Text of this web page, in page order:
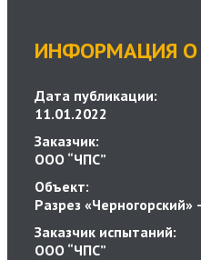
ИНФОРМАЦИЯ О
Дата публикации:
11.01.2022
Заказчик:
ООО “ЧПС”
Объект:
Разрез «Черногорский»
Заказчик испытаний:
ООО “ЧПС”